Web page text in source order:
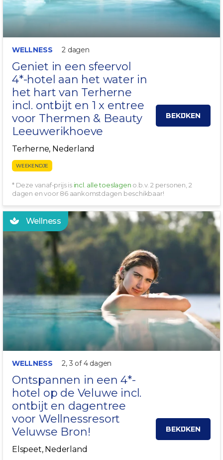
WELLNESS 2 dagen
Geniet in een sfeervol
4*-hotel aan het water in
het hart van Terherne
incl. ontbijt en 1 x entree
voor Thermen & Beauty
Leeuwerikhoeve
Terherne, Nederland
WEEKENDJE
BEKIJKEN
* Deze vanaf-prijs is incl. alle toeslagen o.b.v. 2 personen, 2
dagen en voor 86 aankomstdagen beschikbaar!
Wellness
INCLUSIEF ONTBIJT!
WELLNESS 2, 3 of 4 dagen
Ontspannen in een 4*-
hotel op de Veluwe incl.
ontbijt en dagentree
voor Wellnessresort
Veluwse Bron!
Elspeet, Nederland
BEKIJKEN